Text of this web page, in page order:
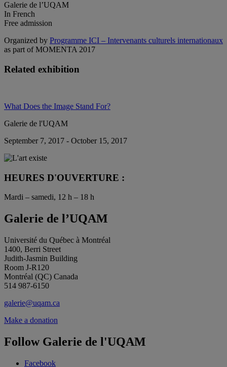
Galerie de l’UQAM
In French
Free admission
Organized by Programme ICI – Intervenants culturels internationaux
as part of MOMENTA 2017
Related exhibition
What Does the Image Stand For?
Galerie de l'UQAM
September 7, 2017 - October 15, 2017
HEURES D'OUVERTURE :
Mardi – samedi, 12 h – 18 h
Galerie de l’UQAM
Université du Québec à Montréal
1400, Berri Street
Judith-Jasmin Building
Room J-R120
Montréal (QC) Canada
514 987-6150
galerie@uqam.ca
Make a donation
Follow Galerie de l'UQAM
Facebook